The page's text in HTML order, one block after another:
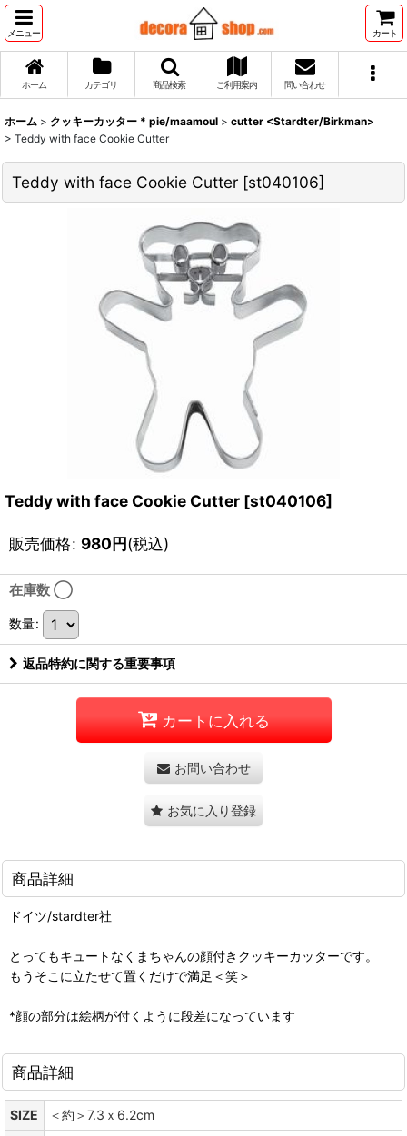
メニュー カート
ホーム カテゴリ 商品検索 ご利用案内 問い合わせ
ホーム > クッキーカッター * pie/maamoul > cutter <Stardter/Birkman>
> Teddy with face Cookie Cutter
Teddy with face Cookie Cutter [st040106]
Teddy with face Cookie Cutter [st040106]
販売価格: 980円(税込)
在庫数 ◯
数量:
返品特約に関する重要事項
カートに入れる
お問い合わせ
お気に入り登録
商品詳細
ドイツ/stardter社
とってもキュートなくまちゃんの顔付きクッキーカッターです。
もうそこに立たせて置くだけで満足＜笑＞
*顔の部分は絵柄が付くように段差になっています
商品詳細
SIZE
＜約＞7.3ｘ6.2cm